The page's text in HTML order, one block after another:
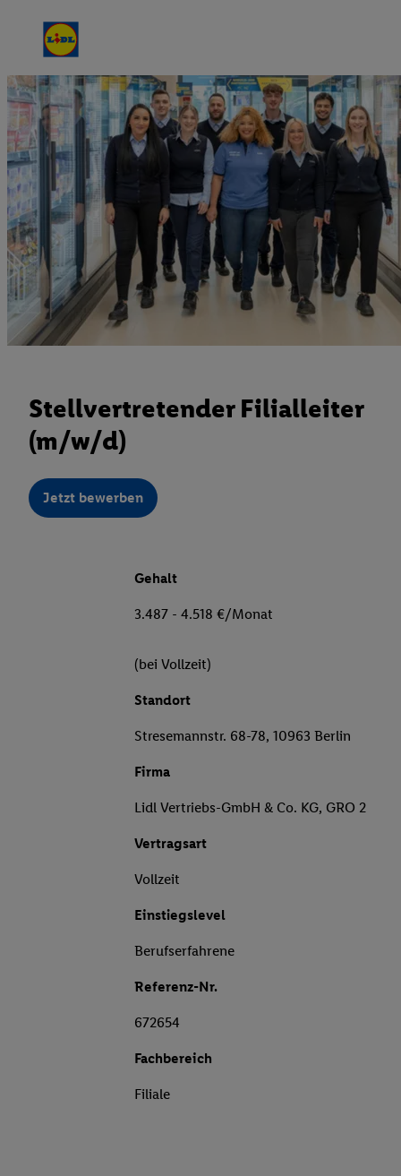
Stellvertretender Filialleiter
(m/w/d)
Jetzt bewerben
Gehalt
3.487 - 4.518 €/Monat
(bei Vollzeit)
Standort
Stresemannstr. 68-78, 10963 Berlin
Firma
Lidl Vertriebs-GmbH & Co. KG, GRO 2
Vertragsart
Vollzeit
Einstiegslevel
Berufserfahrene
Referenz-Nr.
672654
Fachbereich
Filiale